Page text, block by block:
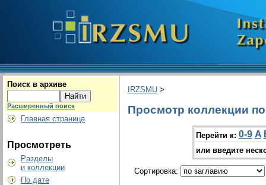
Поиск в архиве
Расширенный поиск
Главная страница
Просмотреть
Разделы
и коллекции
По дате
IRZSMU >
Просмотр коллекции
Перейти к: 0-9 A
или введите
Сортировка: